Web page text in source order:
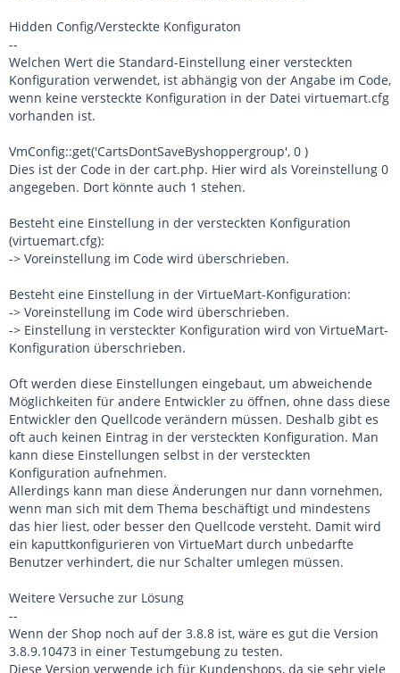
Hidden Config/Versteckte Konfiguraton
--
Welchen Wert die Standard-Einstellung einer versteckten
Konfiguration verwendet, ist abhängig von der Angabe im Code,
wenn keine versteckte Konfiguration in der Datei virtuemart.cfg
vorhanden ist.
VmConfig::get('CartsDontSaveByshoppergroup', 0 )
Dies ist der Code in der cart.php. Hier wird als Voreinstellung 0
angegeben. Dort könnte auch 1 stehen.
Besteht eine Einstellung in der versteckten Konfiguration
(virtuemart.cfg):
-> Voreinstellung im Code wird überschrieben.
Besteht eine Einstellung in der VirtueMart-Konfiguration:
-> Voreinstellung im Code wird überschrieben.
-> Einstellung in versteckter Konfiguration wird von VirtueMart-
Konfiguration überschrieben.
Oft werden diese Einstellungen eingebaut, um abweichende
Möglichkeiten für andere Entwickler zu öffnen, ohne dass diese
Entwickler den Quellcode verändern müssen. Deshalb gibt es
oft auch keinen Eintrag in der versteckten Konfiguration. Man
kann diese Einstellungen selbst in der versteckten
Konfiguration aufnehmen.
Allerdings kann man diese Änderungen nur dann vornehmen,
wenn man sich mit dem Thema beschäftigt und mindestens
das hier liest, oder besser den Quellcode versteht. Damit wird
ein kaputtkonfigurieren von VirtueMart durch unbedarfte
Benutzer verhindert, die nur Schalter umlegen müssen.
Weitere Versuche zur Lösung
--
Wenn der Shop noch auf der 3.8.8 ist, wäre es gut die Version
3.8.9.10473 in einer Testumgebung zu testen.
Diese Version verwende ich für Kundenshops, da sie sehr viele